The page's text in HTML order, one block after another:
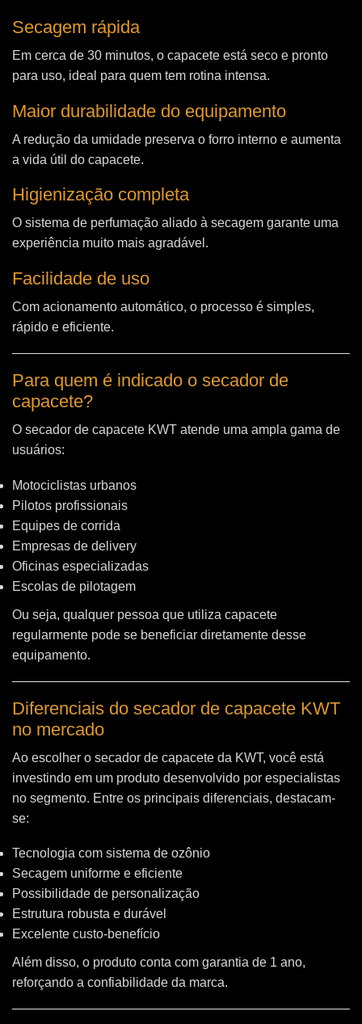
Secagem rápida
Em cerca de 30 minutos, o capacete está seco e pronto
para uso, ideal para quem tem rotina intensa.
Maior durabilidade do equipamento
A redução da umidade preserva o forro interno e aumenta
a vida útil do capacete.
Higienização completa
O sistema de perfumação aliado à secagem garante uma
experiência muito mais agradável.
Facilidade de uso
Com acionamento automático, o processo é simples,
rápido e eficiente.
Para quem é indicado o secador de
capacete?
O secador de capacete KWT atende uma ampla gama de
usuários:
Motociclistas urbanos
Pilotos profissionais
Equipes de corrida
Empresas de delivery
Oficinas especializadas
Escolas de pilotagem
Ou seja, qualquer pessoa que utiliza capacete
regularmente pode se beneficiar diretamente desse
equipamento.
Diferenciais do secador de capacete KWT
no mercado
Ao escolher o secador de capacete da KWT, você está
investindo em um produto desenvolvido por especialistas
no segmento. Entre os principais diferenciais, destacam-
se:
Tecnologia com sistema de ozônio
Secagem uniforme e eficiente
Possibilidade de personalização
Estrutura robusta e durável
Excelente custo-benefício
Além disso, o produto conta com garantia de 1 ano,
reforçando a confiabilidade da marca.